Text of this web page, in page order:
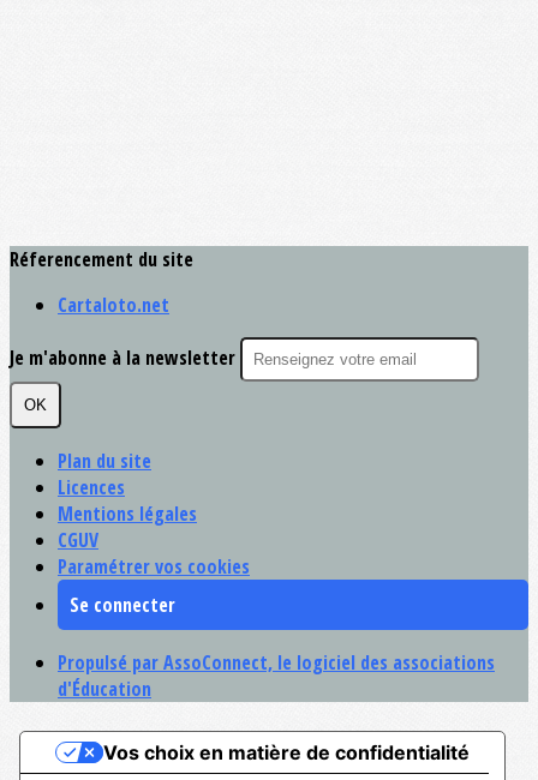
Réferencement du site
Cartaloto.net
Je m'abonne à la newsletter
OK
Plan du site
Licences
Mentions légales
CGUV
Paramétrer vos cookies
Se connecter
Propulsé par AssoConnect, le logiciel des associations
d'Éducation
Vos choix en matière de confidentialité